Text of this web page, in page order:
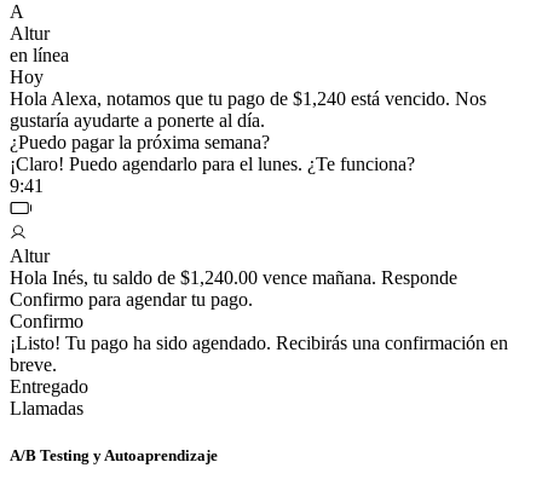
A
Altur
en línea
Hoy
Hola Alexa, notamos que tu pago de $1,240 está vencido. Nos
gustaría ayudarte a ponerte al día.
¿Puedo pagar la próxima semana?
¡Claro! Puedo agendarlo para el lunes. ¿Te funciona?
9:41
Altur
Hola Inés, tu saldo de $1,240.00 vence mañana. Responde
Confirmo para agendar tu pago.
Confirmo
¡Listo! Tu pago ha sido agendado. Recibirás una confirmación en
breve.
Entregado
Llamadas
A/B Testing y Autoaprendizaje